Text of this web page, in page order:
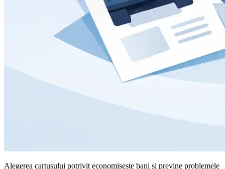
Alegerea cartușului potrivit economisește bani și previne problemele